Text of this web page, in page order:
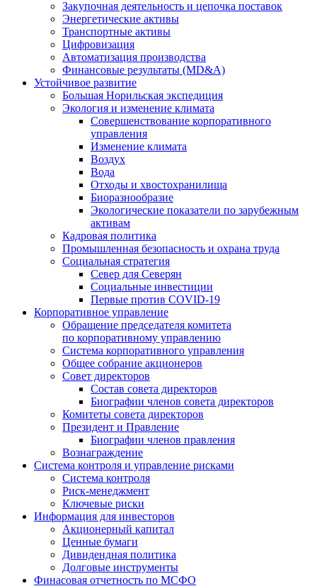
Закупочная деятельность и цепочка поставок
Энергетические активы
Транспортные активы
Цифровизация
Автоматизация производства
Финансовые результаты (MD&A)
Устойчивое развитие
Большая Норильская экспедиция
Экология и изменение климата
Совершенствование корпоративного
управления
Изменение климата
Воздух
Вода
Отходы и хвостохранилища
Биоразнообразие
Экологические показатели по зарубежным
активам
Кадровая политика
Промышленная безопасность и охрана труда
Социальная стратегия
Север для Северян
Социальные инвестиции
Первые против COVID‑19
Корпоративное управление
Обращение председателя комитета
по корпоративному управлению
Система корпоративного управления
Общее собрание акционеров
Совет директоров
Состав совета директоров
Биографии членов совета директоров
Комитеты совета директоров
Президент и Правление
Биографии членов правления
Вознаграждение
Система контроля и управление рисками
Система контроля
Риск-менеджмент
Ключевые риски
Информация для инвесторов
Акционерный капитал
Ценные бумаги
Дивидендная политика
Долговые инструменты
Финасовая отчетность по МСФО